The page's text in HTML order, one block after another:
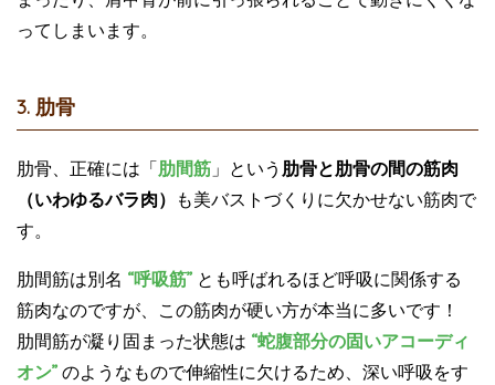
ってしまいます。
3. 肋骨
肋骨、正確には「肋間筋 」という 肋骨と肋骨の間の筋肉
（いわゆるバラ肉） も美バストづくりに欠かせない筋肉で
す。
肋間筋は別名 “呼吸筋” とも呼ばれるほど呼吸に関係する
筋肉なのですが、この筋肉が硬い方が本当に多いです！
肋間筋が凝り固まった状態は “蛇腹部分の固いアコーディ
オン” のようなもので伸縮性に欠けるため、深い呼吸をす